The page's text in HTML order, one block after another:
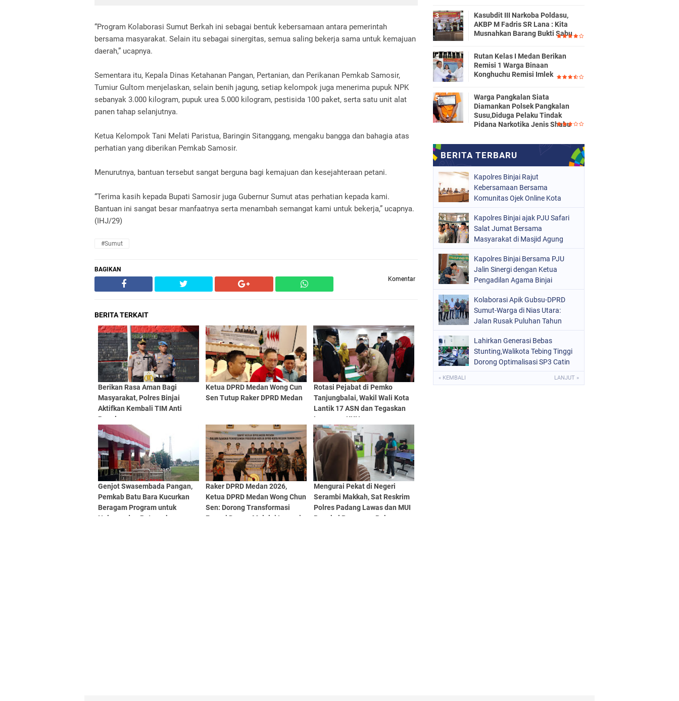
“Program Kolaborasi Sumut Berkah ini sebagai bentuk kebersamaan antara pemerintah
bersama masyarakat. Selain itu sebagai sinergitas, semua saling bekerja sama untuk kemajuan
daerah,” ucapnya.
Sementara itu, Kepala Dinas Ketahanan Pangan, Pertanian, dan Perikanan Pemkab Samosir,
Tumiur Gultom menjelaskan, selain benih jagung, setiap kelompok juga menerima pupuk NPK
sebanyak 3.000 kilogram, pupuk urea 5.000 kilogram, pestisida 100 paket, serta satu unit alat
panen tahap selanjutnya.
Ketua Kelompok Tani Melati Paristua, Baringin Sitanggang, mengaku bangga dan bahagia atas
perhatian yang diberikan Pemkab Samosir.
Menurutnya, bantuan tersebut sangat berguna bagi kemajuan dan kesejahteraan petani.
“Terima kasih kepada Bupati Samosir juga Gubernur Sumut atas perhatian kepada kami.
Bantuan ini sangat besar manfaatnya serta menambah semangat kami untuk bekerja,” ucapnya.
(IHJ/29)
#Sumut
BAGIKAN
Komentar
BERITA TERKAIT
Berikan Rasa Aman Bagi
Masyarakat, Polres Binjai
Aktifkan Kembali TIM Anti
Begal
Ketua DPRD Medan Wong Cun
Sen Tutup Raker DPRD Medan
Rotasi Pejabat di Pemko
Tanjungbalai, Wakil Wali Kota
Lantik 17 ASN dan Tegaskan
Larangan KKN
Genjot Swasembada Pangan,
Pemkab Batu Bara Kucurkan
Beragam Program untuk
Nelayan dan Peternak
Raker DPRD Medan 2026,
Ketua DPRD Medan Wong Chun
Sen: Dorong Transformasi
Fungsi Dewan Melalui Inovasi
Mengurai Pekat di Negeri
Serambi Makkah, Sat Reskrim
Polres Padang Lawas dan MUI
Rangkul Pasangan Bukan
Kasubdit III Narkoba Poldasu,
AKBP M Fadris SR Lana : Kita
Musnahkan Barang Bukti Sabu
Rutan Kelas I Medan Berikan
Remisi 1 Warga Binaan
Konghuchu Remisi Imlek
Warga Pangkalan Siata
Diamankan Polsek Pangkalan
Susu,Diduga Pelaku Tindak
Pidana Narkotika Jenis Shabu
Kapolres Binjai Rajut
Kebersamaan Bersama
Komunitas Ojek Online Kota
Kapolres Binjai ajak PJU Safari
Salat Jumat Bersama
Masyarakat di Masjid Agung
Kapolres Binjai Bersama PJU
Jalin Sinergi dengan Ketua
Pengadilan Agama Binjai
Kolaborasi Apik Gubsu-DPRD
Sumut-Warga di Nias Utara:
Jalan Rusak Puluhan Tahun
Lahirkan Generasi Bebas
Stunting,Walikota Tebing Tinggi
Dorong Optimalisasi SP3 Catin
« KEMBALI LANJUT »